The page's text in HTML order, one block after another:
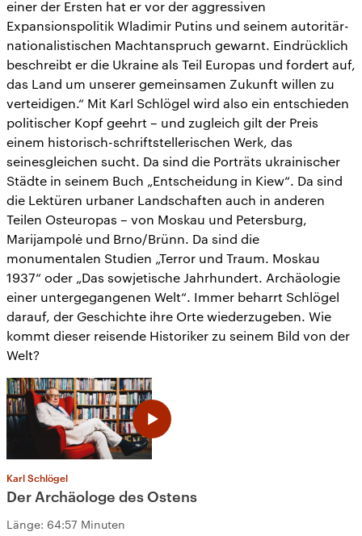
einer der Ersten hat er vor der aggressiven
Expansionspolitik Wladimir Putins und seinem autoritär-
nationalistischen Machtanspruch gewarnt. Eindrücklich
beschreibt er die Ukraine als Teil Europas und fordert auf,
das Land um unserer gemeinsamen Zukunft willen zu
verteidigen.“ Mit Karl Schlögel wird also ein entschieden
politischer Kopf geehrt – und zugleich gilt der Preis
einem historisch-schriftstellerischen Werk, das
seinesgleichen sucht. Da sind die Porträts ukrainischer
Städte in seinem Buch „Entscheidung in Kiew“. Da sind
die Lektüren urbaner Landschaften auch in anderen
Teilen Osteuropas – von Moskau und Petersburg,
Marijampolė und Brno/Brünn. Da sind die
monumentalen Studien „Terror und Traum. Moskau
1937“ oder „Das sowjetische Jahrhundert. Archäologie
einer untergegangenen Welt“. Immer beharrt Schlögel
darauf, der Geschichte ihre Orte wiederzugeben. Wie
kommt dieser reisende Historiker zu seinem Bild von der
Welt?
Karl Schlögel
Der Archäologe des Ostens
Länge: 64:57 Minuten